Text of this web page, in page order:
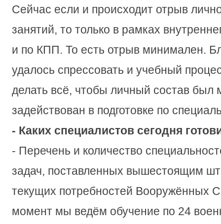
Сейчас если и происходит отрыв
занятий, то только в рамках
и по КПП. То есть отрыв минимален.
удалось спрессовать и учебный
делать всё, чтобы личный состав был
задействован в подготовке по
- Каких специалистов сегодня
- Перечень и количество
задач, поставленных вышестоящим
текущих потребностей Вооружённых
момент мы ведём обучение по 24